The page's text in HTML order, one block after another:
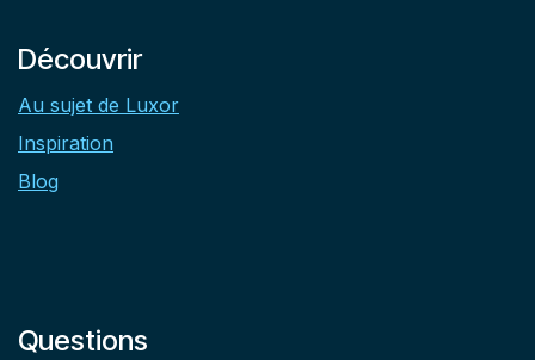
Découvrir
Au sujet de Luxor
Inspiration
Blog
Questions